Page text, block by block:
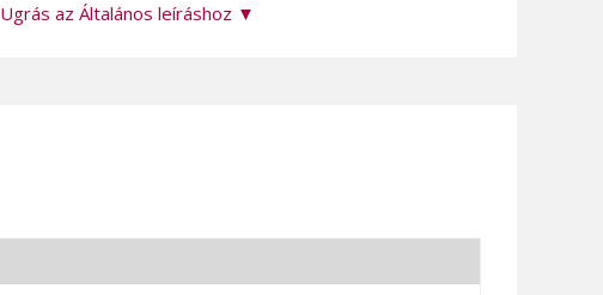
Ugrás az Általános leíráshoz ▼